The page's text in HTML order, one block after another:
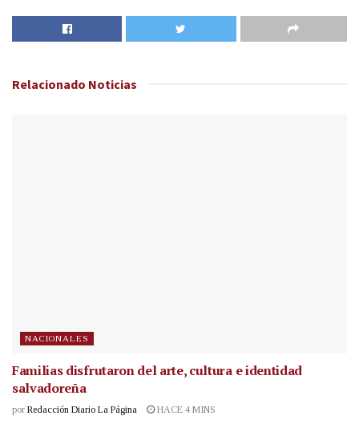
Relacionado Noticias
NACIONALES
Familias disfrutaron del arte, cultura e identidad
salvadoreña
por Redacción Diario La Página HACE 4 MINS